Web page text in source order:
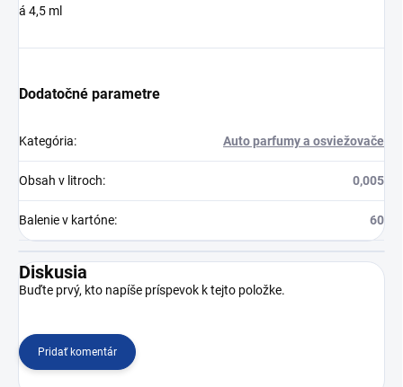
á 4,5 ml
Dodatočné parametre
Kategória: Auto parfumy a osviežovače
Obsah v litroch: 0,005
Balenie v kartóne: 60
Diskusia
Buďte prvý, kto napíše príspevok k tejto položke.
Pridať komentár